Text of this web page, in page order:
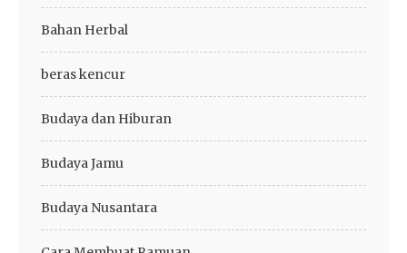
Bahan Herbal
beras kencur
Budaya dan Hiburan
Budaya Jamu
Budaya Nusantara